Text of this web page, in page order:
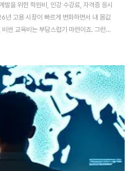
발을 위한 학원비, 인강 수강료, 자격증 응시
년 고용 시장이 빠르게 변화하면서 내 몸값
싼 교육비는 부담스럽기 마련이죠. 그런데
라면 연간 최대 35만 원의 자기계발 비용을
동안 여러분은 이 지원금으로 스마트하게
지원 자격부터 신청 꿀팁, 그리고 35만 원
낱낱이 공개합니다. 🎯 지원 자격, 내가 받을
) 먼저 내가 이 바우처를 신청할 수 있는지